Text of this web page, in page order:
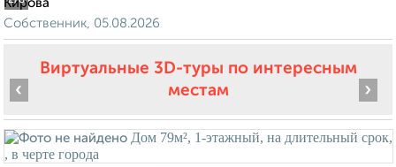
Кирова
Собственник, 05.08.2026
Виртуальные 3D-туры по интересным
местам
‹ ›